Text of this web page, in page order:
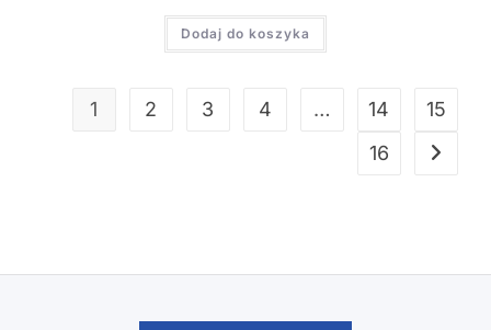
Dodaj do koszyka
1 2 3 4 … 14
15
16